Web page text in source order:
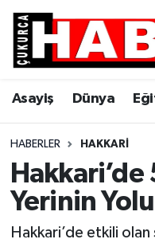
Asayiş Dünya
HABERLER HAKKARI
Yerinin
Hakkari’de etkili
Asayiş
Dünya
Eğitim
Ekonomi
Hava Durumu
Trafik Durumu
Süper Lig Puan
Tüm Manşetler